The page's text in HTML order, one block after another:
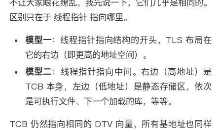
不让大家眼花缭乱，我先说一下，它们几乎是相同的。
区别只在于 线程指针 指向哪里。
模型一：线程指针指向结构的开头，TLS 布局在
它的右边（即更高的地址空间）。
模型二 ：线程指针指向中间。右边（高地址）是
TCB 本身，左边（低地址）是静态存储区，依次
是可执行文件、下一个加载的库，等等。
TCB 仍然指向相同的 DTV 向量，所有基地址也同样